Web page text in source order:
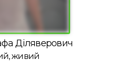
Діляверович
живий